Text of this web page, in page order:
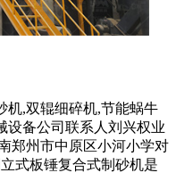
机,双辊细碎机,节能蜗牛
设备公司联系人刘兴权业
郑州市中原区小河小学对
式板锤复合式制砂机是